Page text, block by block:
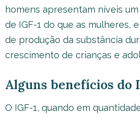
homens apresentam níveis
de IGF-1 do que as mulheres,
de produção da substância
crescimento de crianças e
Alguns benefícios do
O IGF-1, quando em